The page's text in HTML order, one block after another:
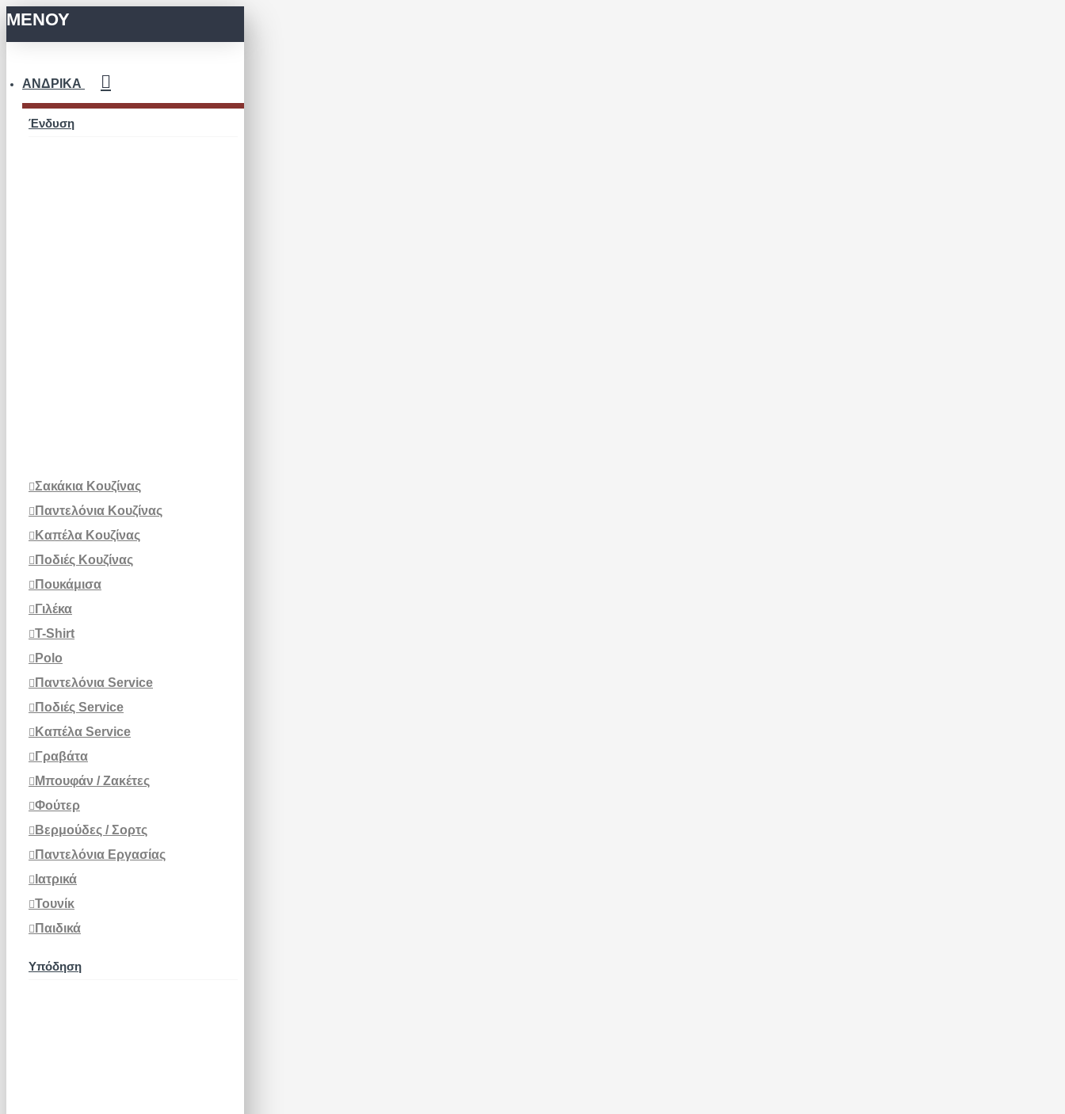
ΜΕΝΟΥ
ΑΝΔΡΙΚΆ
Ένδυση
Σακάκια Κουζίνας
Παντελόνια Κουζίνας
Καπέλα Κουζίνας
Ποδιές Κουζίνας
Πουκάμισα
Γιλέκα
T-Shirt
Polo
Παντελόνια Service
Ποδιές Service
Καπέλα Service
Γραβάτα
Μπουφάν / Ζακέτες
Φούτερ
Βερμούδες / Σορτς
Παντελόνια Εργασίας
Ιατρικά
Τουνίκ
Παιδικά
Υπόδηση